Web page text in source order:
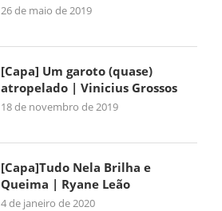
26 de maio de 2019
[Capa] Um garoto (quase)
atropelado | Vinicius Grossos
18 de novembro de 2019
[Capa]Tudo Nela Brilha e
Queima | Ryane Leão
4 de janeiro de 2020